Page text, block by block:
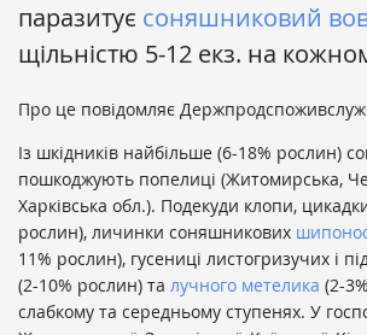
паразитує соняшниковий
щільністю 5-12 екз. на
Про це повідомляє
Із шкідників найбільше (6-18% рослин)
пошкоджують попелиці (Житомирська,
Харківська обл.). Подекуди клопи,
рослин), личинки соняшникових
11% рослин), гусениці листогризучих і
(2-10% рослин) та лучного метелика (2-
слабкому та середньому ступенях. У